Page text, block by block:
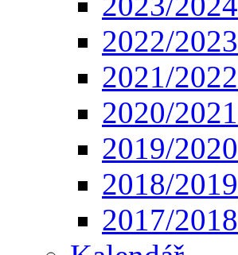
2022/2023
2021/2022
2020/2021
2019/2020
2018/2019
2017/2018